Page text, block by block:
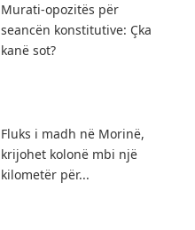
​Murati-opozitës për
seancën konstitutive: Çka
kanë sot?
Fluks i madh në Morinë,
krijohet kolonë mbi një
kilometër për...